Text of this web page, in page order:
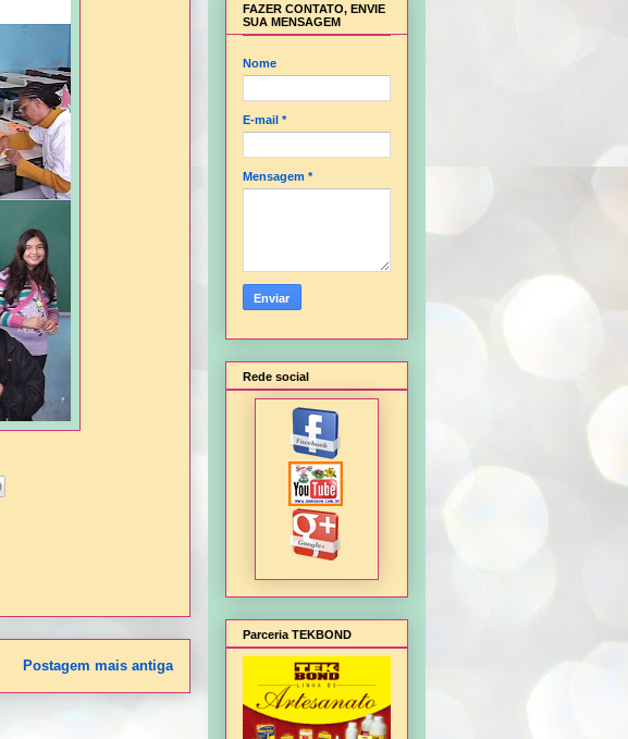
Postagem mais antiga
FAZER CONTATO, ENVIE
SUA MENSAGEM
Nome
E-mail *
Mensagem *
Rede social
Parceria TEKBOND